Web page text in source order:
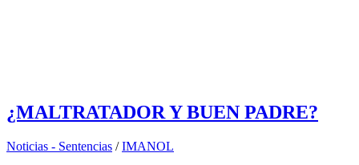
¿MALTRATADOR Y BUEN PADRE?
Noticias - Sentencias /IMANOL